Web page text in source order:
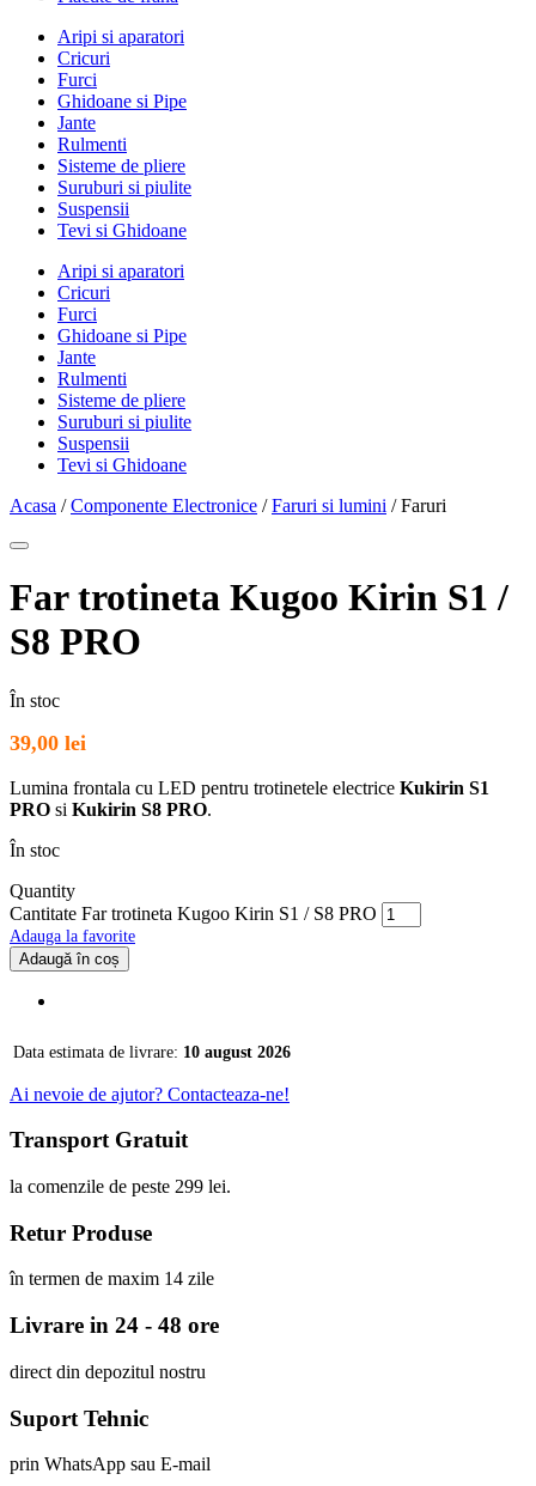
Aripi si aparatori
Cricuri
Furci
Ghidoane si Pipe
Jante
Rulmenti
Sisteme de pliere
Suruburi si piulite
Suspensii
Tevi si Ghidoane
Aripi si aparatori
Cricuri
Furci
Ghidoane si Pipe
Jante
Rulmenti
Sisteme de pliere
Suruburi si piulite
Suspensii
Tevi si Ghidoane
Acasa /Componente Electronice /Faruri si lumini / Faruri
Far trotineta Kugoo Kirin S1 /
S8 PRO
În stoc
39,00 lei
Lumina frontala cu LED pentru trotinetele electrice Kukirin S1
PRO si Kukirin S8 PRO.
În stoc
Quantity
Cantitate Far trotineta Kugoo Kirin S1 / S8 PRO
Adauga la favorite
Adaugă în coș
Data estimata de livrare: 10 august 2026
Ai nevoie de ajutor? Contacteaza-ne!
Transport Gratuit
la comenzile de peste 299 lei.
Retur Produse
în termen de maxim 14 zile
Livrare in 24 - 48 ore
direct din depozitul nostru
Suport Tehnic
prin WhatsApp sau E-mail